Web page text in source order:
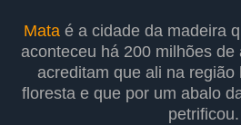
Mata é a cidade da madeira
aconteceu há 200 milhões de
acreditam que ali na região
floresta e que por um abalo
petrificou.